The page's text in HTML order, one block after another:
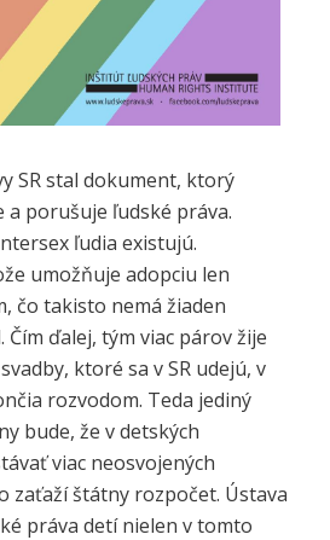
SR stal dokument, ktorý
a porušuje ľudské práva.
ľudia existujú.
umožňuje adopciu len
čo takisto nemá žiaden
ďalej, tým viac párov žije
ktoré sa v SR udejú, v
rozvodom. Teda jediný
bude, že v detských
viac neosvojených
zaťaží štátny rozpočet. Ústava
práva detí nielen v tomto